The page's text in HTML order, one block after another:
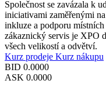
Společnost se zavázala k
iniciativami zaměřenými
inkluze a podporu
zákaznický servis je XPO
všech velikostí a odvětví.
Kurz prodeje Kurz nákupu
BID 0.0000
ASK 0.0000